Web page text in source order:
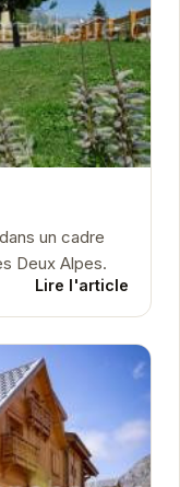
un cadre
Deux Alpes.
Lire l'article